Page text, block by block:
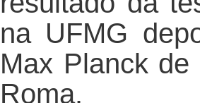
na UFMG
Max Planck
Roma.